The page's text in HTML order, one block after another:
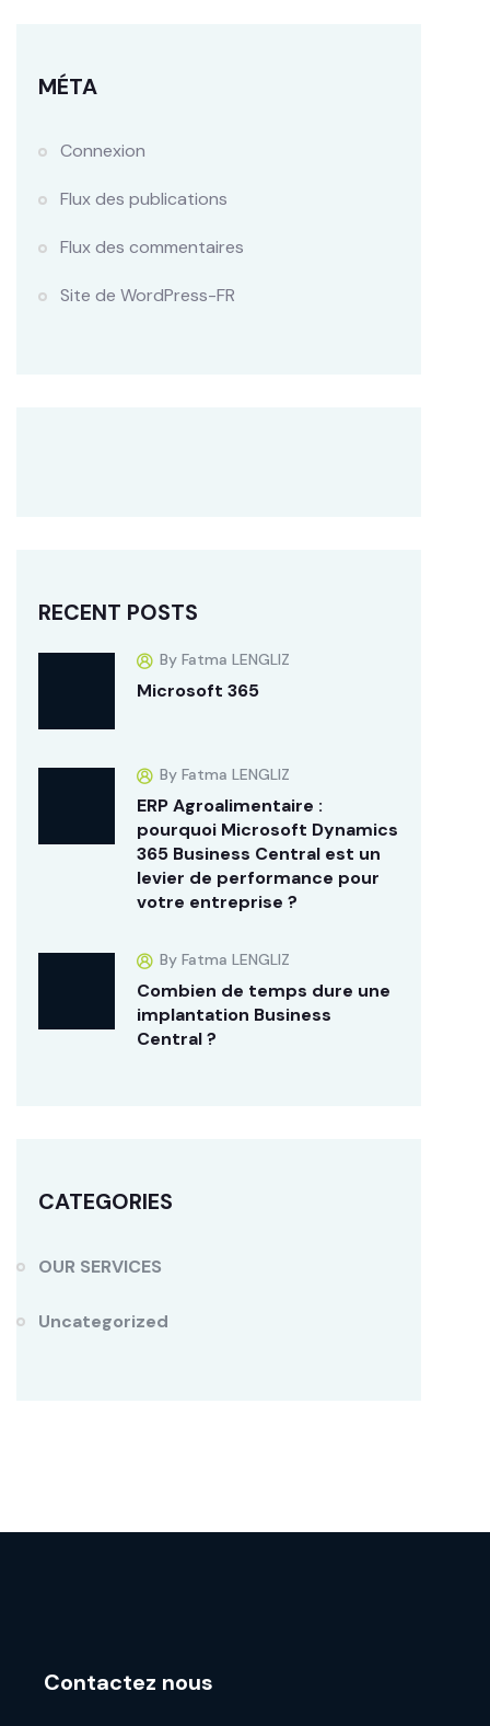
MÉTA
Connexion
Flux des publications
Flux des commentaires
Site de WordPress-FR
RECENT POSTS
By Fatma LENGLIZ
Microsoft 365
By Fatma LENGLIZ
ERP Agroalimentaire :
pourquoi Microsoft Dynamics
365 Business Central est un
levier de performance pour
votre entreprise ?
By Fatma LENGLIZ
Combien de temps dure une
implantation Business
Central ?
CATEGORIES
OUR SERVICES
Uncategorized
Contactez nous